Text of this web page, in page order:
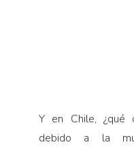
Y en Chile, ¿qué
debido a la